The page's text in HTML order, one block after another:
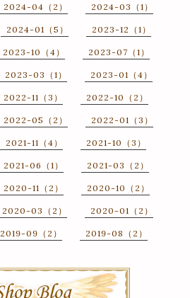
2024-04（2） 2024-03（1）
2024-01（5） 2023-12（1）
2023-10（4） 2023-07（1）
2023-03（1） 2023-01（4）
2022-11（3） 2022-10（2）
2022-05（2） 2022-01（3）
2021-11（4） 2021-10（3）
2021-06（1） 2021-03（2）
2020-11（2） 2020-10（2）
2020-03（2） 2020-01（2）
2019-09（2） 2019-08（2）